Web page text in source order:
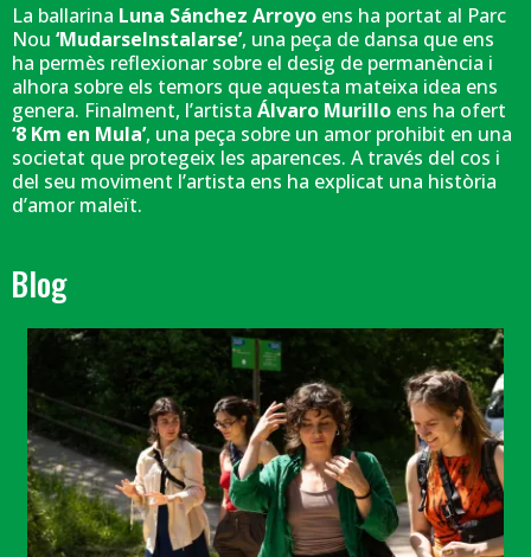
La ballarina Luna Sánchez Arroyo ens ha portat al Parc
Nou ‘MudarseInstalarse’, una peça de dansa que ens
ha permès reflexionar sobre el desig de permanència i
alhora sobre els temors que aquesta mateixa idea ens
genera. Finalment, l’artista Álvaro Murillo ens ha ofert
‘8 Km en Mula’, una peça sobre un amor prohibit en una
societat que protegeix les aparences. A través del cos i
del seu moviment l’artista ens ha explicat una història
d’amor maleït.
Blog